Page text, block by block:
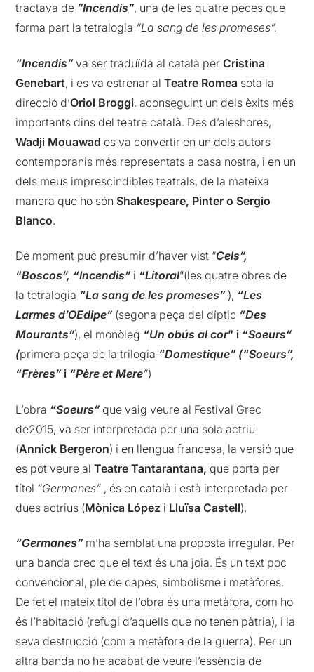
tractava de ”Incendis”, una de les quatre peces que
forma part la tetralogia “La sang de les promeses”.
“Incendis”va ser traduïda al català perCristina
Genebart, i es va estrenar alTeatre Romea sota la
direcció d’Oriol Broggi, aconseguint un dels èxits més
importants dins del teatre català. Des d’aleshores,
Wadji Mouawad es va convertir en un dels autors
contemporanis més representats a casa nostra, i en un
dels meus imprescindibles teatrals, de la mateixa
manera que ho sónShakespeare, Pinter o Sergio
Blanco.
De moment puc presumir d’haver vist “Cels”,
“Boscos”, “Incendis”i “Litoral”(les quatre obres de
la tetralogia “La sang de les promeses”), “Les
Larmes d’OEdipe”(segona peça del díptic “Des
Mourants”), el monòleg “Un obús al cor” i “Soeurs”
(primera peça de la trilogia “Domestique” (“Soeurs”,
“Frères”i “Père et Mere”)
L’obra “Soeurs”que vaig veure al Festival Grec
de2015, va ser interpretada per una sola actriu
(Annick Bergeron) i en llengua francesa, la versió que
es pot veure alTeatre Tantarantana,que porta per
títol “Germanes” , és en català i està interpretada per
dues actrius (Mònica López i Lluïsa Castell).
“Germanes”m’ha semblat una proposta irregular. Per
una banda crec que el text és una joia. És un text poc
convencional, ple de capes, simbolisme i metàfores.
De fet el mateix títol de l’obra és una metàfora, com ho
és l’habitació (refugi d’aquells que no tenen pàtria), i la
seva destrucció (com a metàfora de la guerra). Per un
altra banda no he acabat de veure l’essència de